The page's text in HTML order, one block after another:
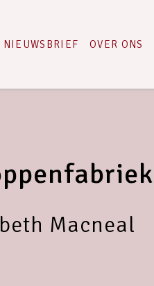
NIEUWSBRIEF OVER ONS
Macneal